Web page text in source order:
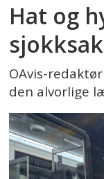
Hat og
sjokksak
OAvis-
den alvorlige